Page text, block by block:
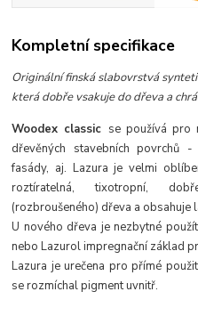
Kompletní specifikace
Originální finská slabovrstvá
která dobře vsakuje do dřeva a
Woodex classic se používá pro
dřevěných stavebních povrchů
fasády, aj. Lazura je velmi
roztíratelná, tixotropní,
(rozbroušeného) dřeva a obsahuje
U nového dřeva je nezbytné
nebo Lazurol impregnační základ
Lazura je urečena pro přímé
se rozmíchal pigment uvnitř.